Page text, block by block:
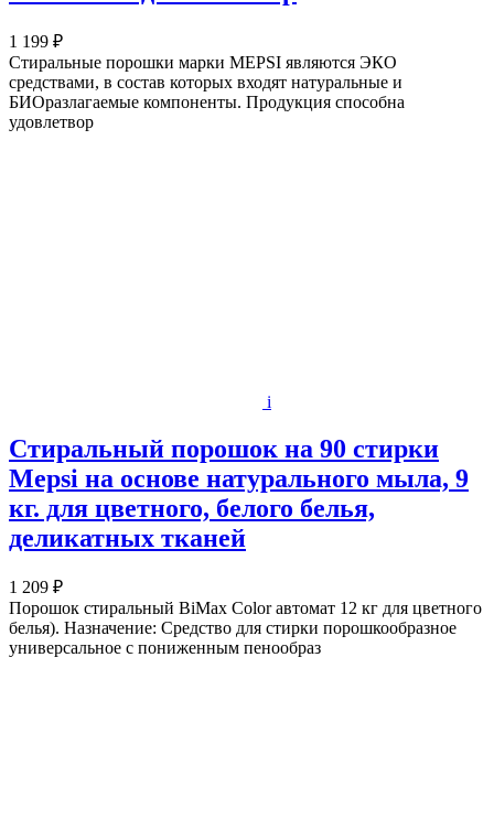
1 199 ₽
Стиральные порошки марки MEPSI являются ЭКО
средствами, в состав которых входят натуральные и
БИОразлагаемые компоненты. Продукция способна
удовлетвор
i
Стиральный порошок на 90 стирки
Mepsi на основе натурального мыла, 9
кг. для цветного, белого белья,
деликатных тканей
1 209 ₽
Порошок стиральный BiMax Color автомат 12 кг для цветного
белья). Назначение: Средство для стирки порошкообразное
универсальное с пониженным пенообраз